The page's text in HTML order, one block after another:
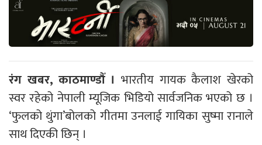
रंग खबर, काठमाण्डौँ । भारतीय गायक कैलाश खेरको
स्वर रहेको नेपाली म्यूजिक भिडियो सार्वजनिक भएको छ ।
‘फुलको थुंगा’बोलको गीतमा उनलाई गायिका सुष्मा रानाले
साथ दिएकी छिन् ।